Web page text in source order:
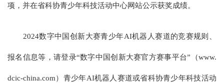
项，并在省科协青少年科技活动中心网站公示获奖成绩。
2024数字中国创新大赛青少年AI机器人赛道的竞赛规则、
报名信息等，请登录“数字中国创新大赛官方赛事平台”（www.
dcic-china.com）青少年AI机器人赛道或省科协青少年科技活动